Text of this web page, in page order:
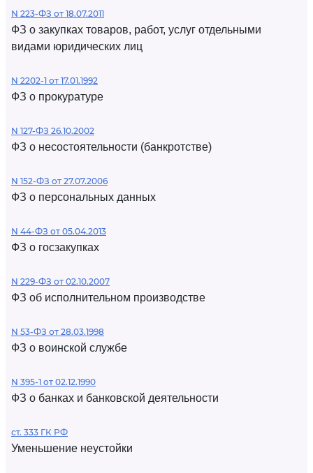
N 223-ФЗ от 18.07.2011
ФЗ о закупках товаров, работ, услуг отдельными
видами юридических лиц
N 2202-1 от 17.01.1992
ФЗ о прокуратуре
N 127-ФЗ 26.10.2002
ФЗ о несостоятельности (банкротстве)
N 152-ФЗ от 27.07.2006
ФЗ о персональных данных
N 44-ФЗ от 05.04.2013
ФЗ о госзакупках
N 229-ФЗ от 02.10.2007
ФЗ об исполнительном производстве
N 53-ФЗ от 28.03.1998
ФЗ о воинской службе
N 395-1 от 02.12.1990
ФЗ о банках и банковской деятельности
ст. 333 ГК РФ
Уменьшение неустойки